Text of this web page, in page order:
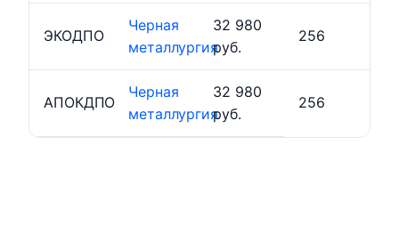
ЭКОДПО
Черная
металлургия
32 980
руб.
256
АПОКДПО
Черная
металлургия
32 980
руб.
256